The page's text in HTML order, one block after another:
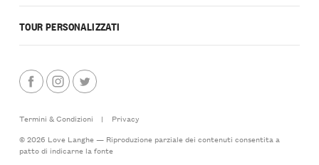
TOUR PERSONALIZZATI
Termini & Condizioni |
Privacy
© 2026 Love Langhe — Riproduzione parziale dei contenuti consentita a
patto di indicarne la fonte